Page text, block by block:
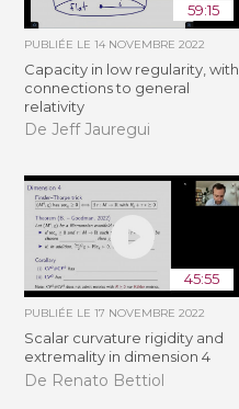
59:15
PUBLIÉE LE14 NOVEMBRE 2022
Capacity in low regularity, with
connections to general
relativity
De Jeff Jauregui
45:55
PUBLIÉE LE17 NOVEMBRE 2022
Scalar curvature rigidity and
extremality in dimension 4
De Renato Bettiol